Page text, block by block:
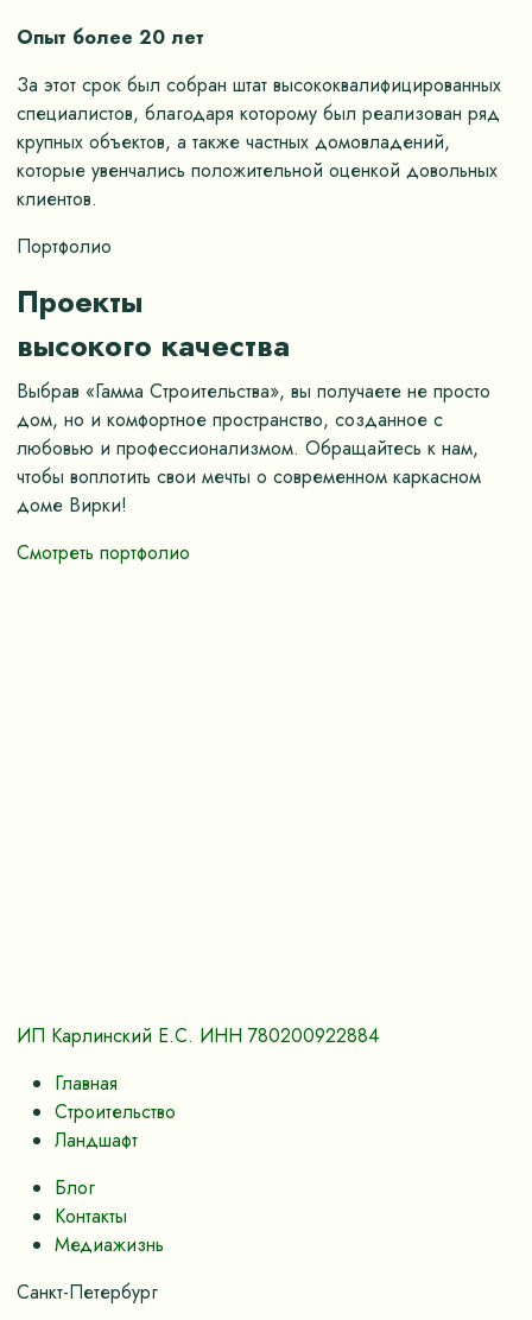
Опыт более 20 лет
За этот срок был собран штат высококвалифицированных
специалистов, благодаря которому был реализован ряд
крупных объектов, а также частных домовладений,
которые увенчались положительной оценкой довольных
клиентов.
Портфолио
Проекты
высокого качества
Выбрав «Гамма Строительства», вы получаете не просто
дом, но и комфортное пространство, созданное с
любовью и профессионализмом. Обращайтесь к нам,
чтобы воплотить свои мечты о современном каркасном
доме Вирки!
Смотреть портфолио
ИП Карлинский Е.С. ИНН 780200922884
Главная
Строительство
Ландшафт
Блог
Контакты
Медиажизнь
Санкт-Петербург